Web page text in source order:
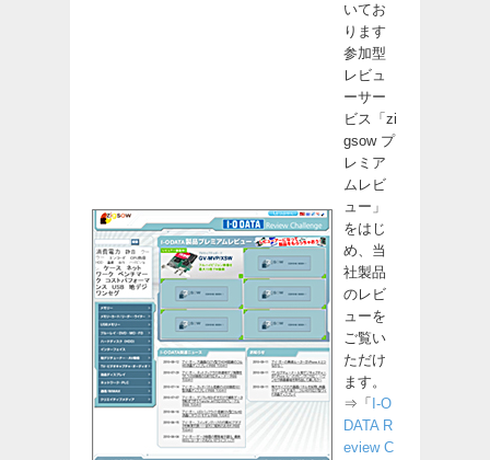
いてお
ります
参加型
レビュ
ーサー
ビス「zi
gsow プ
レミア
ムレビ
ュー」
をはじ
め、当
社製品
のレビ
ューを
ご覧い
ただけ
ます。
⇒「 I-O
DATA R
eview C